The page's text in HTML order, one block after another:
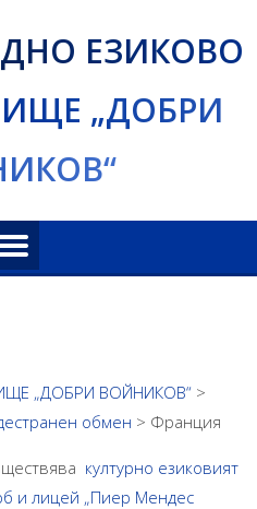
ЕЗИКОВО
„ДОБРИ
„ДОБРИ ВОЙНИКОВ“ >
обмен > Франция
културно езиковият
и лицей „Пиер Мендес